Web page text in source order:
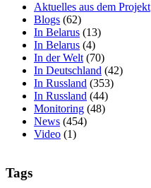
Aktuelles aus dem Projekt
Blogs (62)
In Belarus (13)
In Belarus (4)
In der Welt (70)
In Deutschland (42)
In Russland (353)
In Russland (44)
Monitoring (48)
News (454)
Video (1)
Tags